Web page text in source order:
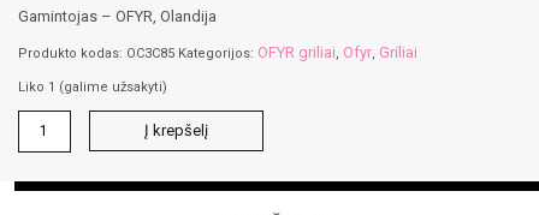
Gamintojas – OFYR, Olandija
Produkto kodas: OC3C85 Kategorijos: OFYR griliai Ofyr Griliai
Liko 1 (galime užsakyti)
kiekis:
CLASSIC+
Į krepšelį